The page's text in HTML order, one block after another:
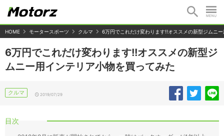
HOME モータースポーツ クルマ 6万円でこれだけ変わります!!オススメの新型ジムニ
6万円でこれだけ変わります!!オススメの新型ジ
ムニー用インテリア小物を買ってみた
クルマ 2019/07/29
目次